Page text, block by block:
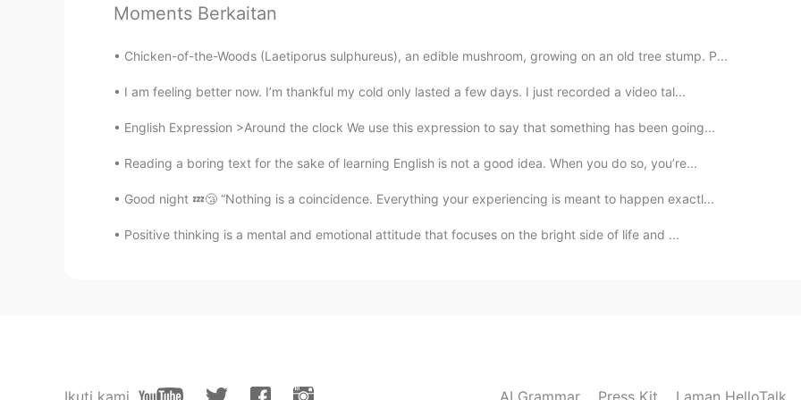
Yuka
Kiyoka. 2020.06.22 11:19
宝物ですね😊✨
JP EN
Moments Berkaitan
Chicken-of-the-Woods (Laetiporus sulphureus), an edible mushroom, growing on an old tree stump. P...
I am feeling better now. I’m thankful my cold only lasted a few days. I just recorded a video tal...
English Expression >Around the clock We use this expression to say that something has been going...
Reading a boring text for the sake of learning English is not a good idea. When you do so, you’re...
Good night 💤😴 “Nothing is a coincidence. Everything your experiencing is meant to happen exactl...
Positive thinking is a mental and emotional attitude that focuses on the bright side of life and ...
Ikuti kami AI Grammar Press Kit Laman HelloTalk